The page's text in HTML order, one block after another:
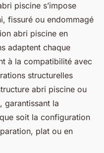
piscine s’impose
fissuré ou endommagé
abri piscine en
adaptent chaque
à la compatibilité avec
structurelles
abri piscine ou
garantissant la
soit la configuration
plat ou en